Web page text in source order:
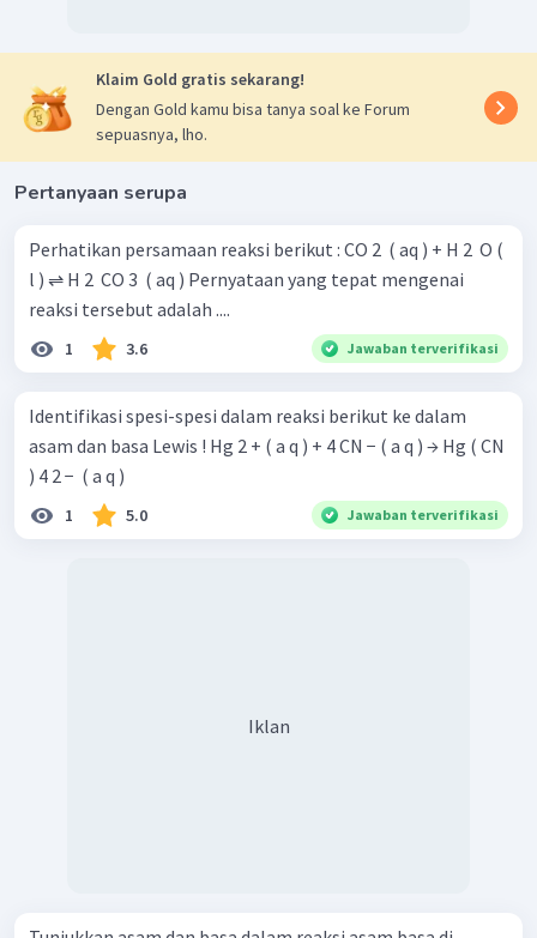
Klaim Gold gratis sekarang!
Dengan Gold kamu bisa tanya soal ke Forum
sepuasnya, lho.
Pertanyaan serupa
Perhatikan persamaan reaksi berikut : CO 2 ​ ( aq ) + H 2 ​ O (
l ) ⇌ H 2 ​ CO 3 ​ ( aq ) Pernyataan yang tepat mengenai
reaksi tersebut adalah ....
1 3.6 Jawaban terverifikasi
Identifikasi spesi-spesi dalam reaksi berikut ke dalam
asam dan basa Lewis ! Hg 2 + ( a q ) + 4 CN − ( a q ) → Hg ( CN
) 4 2 − ​ ( a q )
1 5.0 Jawaban terverifikasi
Iklan